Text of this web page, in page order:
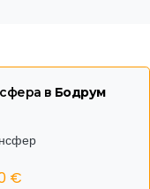
в Бодрум
€